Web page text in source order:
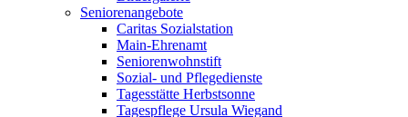
Seniorenangebote
Caritas Sozialstation
Main-Ehrenamt
Seniorenwohnstift
Sozial- und Pflegedienste
Tagesstätte Herbstsonne
Tagespflege Ursula Wiegand